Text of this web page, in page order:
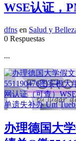
WSE认证，
dfns en Salud y
0 Respuestas
...
办理德国大